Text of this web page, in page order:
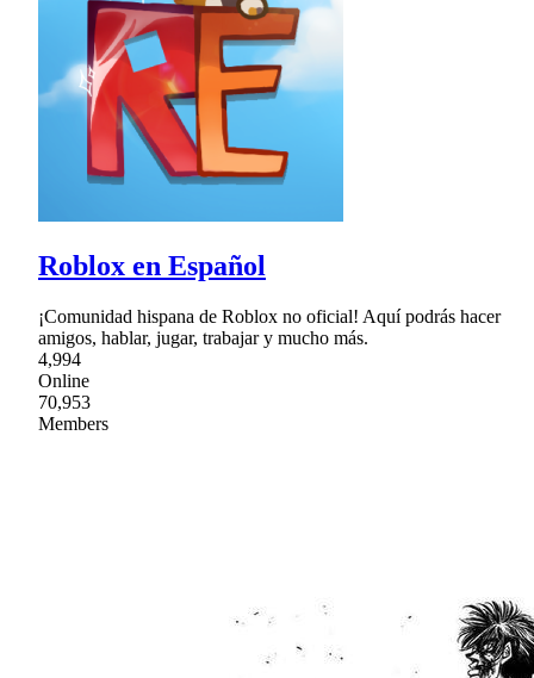
Roblox en Español
¡Comunidad hispana de Roblox no oficial! Aquí podrás hacer
amigos, hablar, jugar, trabajar y mucho más.
4,994
Online
70,953
Members